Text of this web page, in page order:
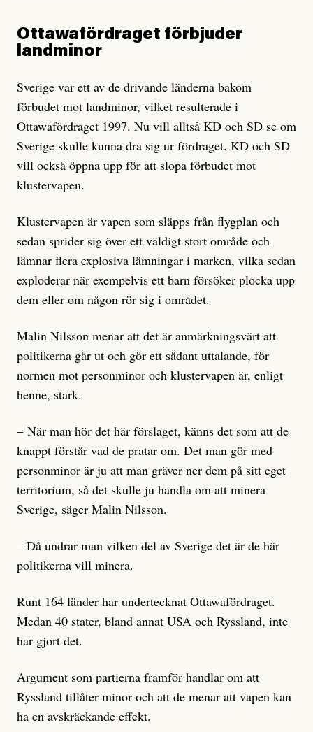
Ottawafördraget förbjuder
landminor
Sverige var ett av de drivande länderna bakom
förbudet mot landminor, vilket resulterade i
Ottawafördraget 1997. Nu vill alltså KD och SD se om
Sverige skulle kunna dra sig ur fördraget. KD och SD
vill också öppna upp för att slopa förbudet mot
klustervapen.
Klustervapen är vapen som släpps från flygplan och
sedan sprider sig över ett väldigt stort område och
lämnar flera explosiva lämningar i marken, vilka sedan
exploderar när exempelvis ett barn försöker plocka upp
dem eller om någon rör sig i området.
Malin Nilsson menar att det är anmärkningsvärt att
politikerna går ut och gör ett sådant uttalande, för
normen mot personminor och klustervapen är, enligt
henne, stark.
– När man hör det här förslaget, känns det som att de
knappt förstår vad de pratar om. Det man gör med
personminor är ju att man gräver ner dem på sitt eget
territorium, så det skulle ju handla om att minera
Sverige, säger Malin Nilsson.
– Då undrar man vilken del av Sverige det är de här
politikerna vill minera.
Runt 164 länder har undertecknat Ottawafördraget.
Medan 40 stater, bland annat USA och Ryssland, inte
har gjort det.
Argument som partierna framför handlar om att
Ryssland tillåter minor och att de menar att vapen kan
ha en avskräckande effekt.